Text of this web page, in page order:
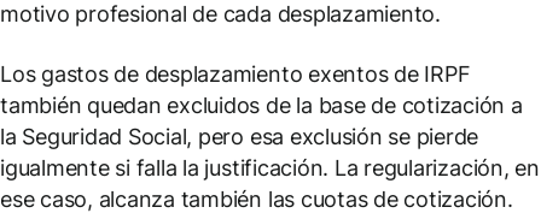
motivo profesional de cada desplazamiento.
Los gastos de desplazamiento exentos de IRPF
también quedan excluidos de la base de cotización a
la Seguridad Social, pero esa exclusión se pierde
igualmente si falla la justificación. La regularización, en
ese caso, alcanza también las cuotas de cotización.